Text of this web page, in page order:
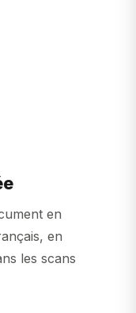
en
en
les scans